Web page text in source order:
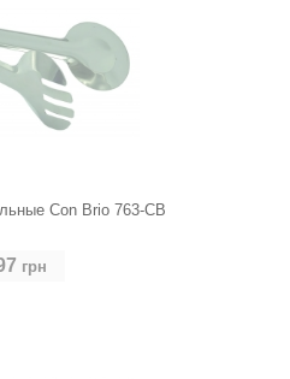
Con Brio 763-CB
грн